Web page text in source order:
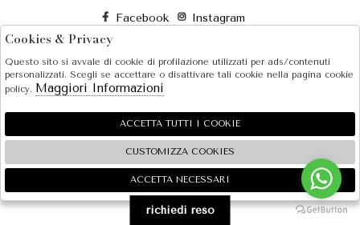
Facebook Instagram
SOLE S.R.L.
SHOPPING
EXTRA
2026 SOLE S.R.L. - P.iva : 07456781215 Powered byAteliersocietàgruppo Zucchetti
🍪
richiedi reso
Cookies & Privacy
Questo sito si avvale di cookie di profilazione utilizzati per ads/contenuti
personalizzati. Scegli se accettare o disattivare tali cookie nella pagina cookie
policy. Maggiori Informazioni
ACCETTA TUTTI I COOKIE
CUSTOMIZZA COOKIES
ACCETTA NECESSARI